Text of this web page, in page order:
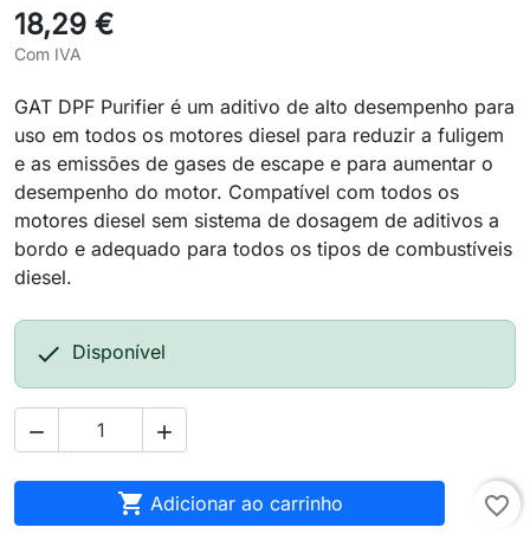
18,29 €
Com IVA
GAT DPF Purifier é um aditivo de alto desempenho para
uso em todos os motores diesel para reduzir a fuligem
e as emissões de gases de escape e para aumentar o
desempenho do motor. Compatível com todos os
motores diesel sem sistema de dosagem de aditivos a
bordo e adequado para todos os tipos de combustíveis
diesel.
 Disponível
 
 Adicionar ao carrinho favorite_border